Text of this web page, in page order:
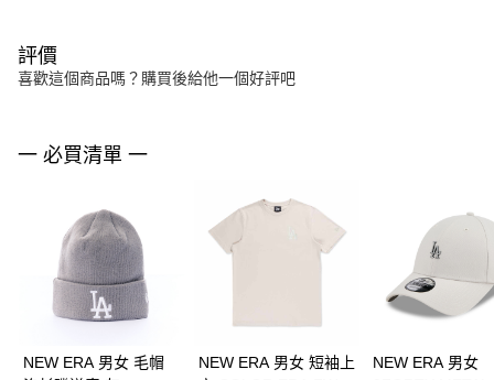
評價
喜歡這個商品嗎？購買後給他一個好評吧
一 必買清單 一
NEW ERA 男女 毛帽
NEW ERA 男女 短袖上
NEW ERA 男女